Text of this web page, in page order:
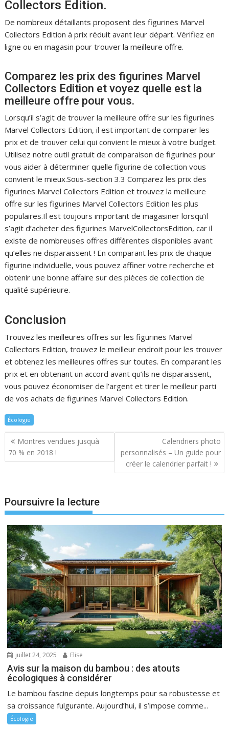
Collectors Edition.
De nombreux détaillants proposent des figurines Marvel
Collectors Edition à prix réduit avant leur départ. Vérifiez en
ligne ou en magasin pour trouver la meilleure offre.
Comparez les prix des figurines Marvel
Collectors Edition et voyez quelle est la
meilleure offre pour vous.
Lorsqu’il s’agit de trouver la meilleure offre sur les figurines
Marvel Collectors Edition, il est important de comparer les
prix et de trouver celui qui convient le mieux à votre budget.
Utilisez notre outil gratuit de comparaison de figurines pour
vous aider à déterminer quelle figurine de collection vous
convient le mieux.Sous-section 3.3 Comparez les prix des
figurines Marvel Collectors Edition et trouvez la meilleure
offre sur les figurines Marvel Collectors Edition les plus
populaires.Il est toujours important de magasiner lorsqu’il
s’agit d’acheter des figurines MarvelCollectorsEdition, car il
existe de nombreuses offres différentes disponibles avant
qu’elles ne disparaissent ! En comparant les prix de chaque
figurine individuelle, vous pouvez affiner votre recherche et
obtenir une bonne affaire sur des pièces de collection de
qualité supérieure.
Conclusion
Trouvez les meilleures offres sur les figurines Marvel
Collectors Edition, trouvez le meilleur endroit pour les trouver
et obtenez les meilleures offres sur toutes. En comparant les
prix et en obtenant un accord avant qu’ils ne disparaissent,
vous pouvez économiser de l’argent et tirer le meilleur parti
de vos achats de figurines Marvel Collectors Edition.
Écologie
Navigation
de
l’article
Montres vendues jusquà
70 % en 2018 !
Calendriers photo
personnalisés – Un guide pour
créer le calendrier parfait !
Poursuivre la lecture
juillet 24, 2025 Elise
Avis sur la maison du bambou : des atouts
écologiques à considérer
Le bambou fascine depuis longtemps pour sa robustesse et
sa croissance fulgurante. Aujourd’hui, il s’impose comme...
Écologie